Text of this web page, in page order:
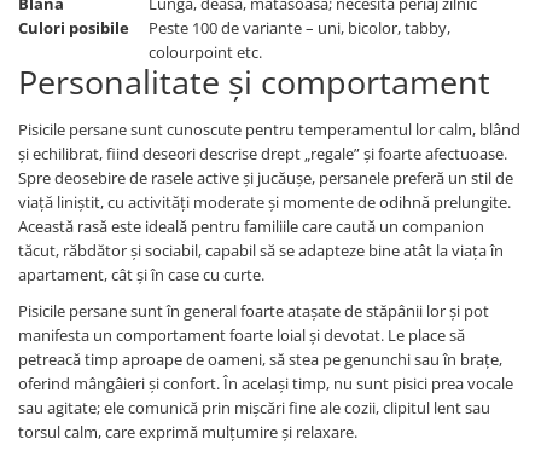
Așternut Igienic Păsări
Colivii
Colivii
Hrană Rozătoare
Fân Rozătoare
Meniuri Rozătoare
Delicii Rozătoare
Batoane Rozătoare
Îngrijire Rozătoare
Așternut Igienic Rozătoare
Cuști Rozătoare
Pești
Acvarii
Culori posibile
Peste 100 de variante – uni, bicolor, tabby,
colourpoint etc.
Personalitate și comportament
Pisicile persane sunt cunoscute pentru temperamentul lor calm, blând
și echilibrat, fiind deseori descrise drept „regale” și foarte afectuoase.
Spre deosebire de rasele active și jucăușe, persanele preferă un stil de
viață liniștit, cu activități moderate și momente de odihnă prelungite.
Această rasă este ideală pentru familiile care caută un companion
tăcut, răbdător și sociabil, capabil să se adapteze bine atât la viața în
apartament, cât și în case cu curte.
Pisicile persane sunt în general foarte atașate de stăpânii lor și pot
manifesta un comportament foarte loial și devotat. Le place să
petreacă timp aproape de oameni, să stea pe genunchi sau în brațe,
oferind mângâieri și confort. În același timp, nu sunt pisici prea vocale
sau agitate; ele comunică prin mișcări fine ale cozii, clipitul lent sau
torsul calm, care exprimă mulțumire și relaxare.